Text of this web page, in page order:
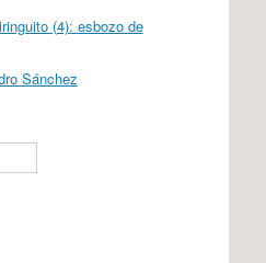
(4): esbozo de
Sánchez